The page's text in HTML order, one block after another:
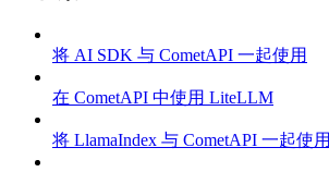
将 AI SDK 与 CometAPI 一起使用
在 CometAPI 中使用 LiteLLM
将 LlamaIndex 与 CometAPI 一起使用